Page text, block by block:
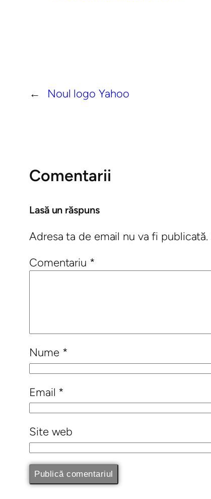
← Noul logo Yahoo
Comentarii
Lasă un răspuns
Adresa ta de email nu va fi publicată.
Comentariu *
Nume *
Email *
Site web